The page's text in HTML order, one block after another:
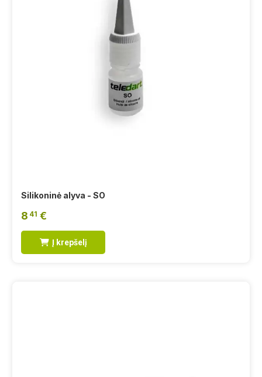
Silikoninė alyva - SO
8 41 €
Į krepšelį